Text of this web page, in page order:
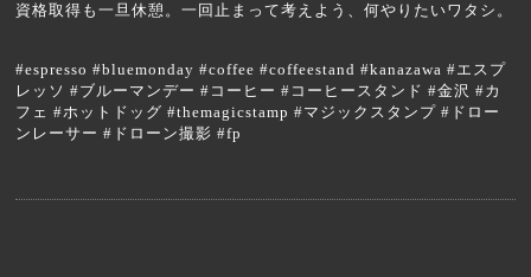
資格取得も一旦休憩。一回止まって考えよう、何やりたいワタシ。
#espresso #bluemonday #coffee #coffeestand #kanazawa #エスプ
レッソ #ブルーマンデー #コーヒー #コーヒースタンド #金沢 #カ
フェ #ホットドッグ #themagicstamp #マジックスタンプ #ドロー
ンレーサー #ドローン撮影 #fp